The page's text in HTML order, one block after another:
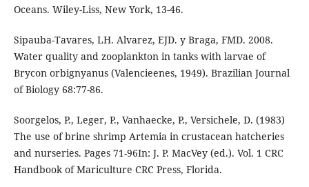
Oceans. Wiley-Liss, New York, 13-46.
Sipauba-Tavares, LH. Alvarez, EJD. y Braga, FMD. 2008.
Water quality and zooplankton in tanks with larvae of
Brycon orbignyanus (Valencieenes, 1949). Brazilian Journal
of Biology 68:77-86.
Soorgelos, P., Leger, P., Vanhaecke, P., Versichele, D. (1983)
The use of brine shrimp Artemia in crustacean hatcheries
and nurseries. Pages 71-96In: J. P. MacVey (ed.). Vol. 1 CRC
Handbook of Mariculture CRC Press, Florida.